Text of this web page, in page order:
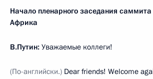
Начало пленарного заседания
Африка
В.Путин: Уважаемые коллеги!
(По-английски.) Dear friends! Welcome